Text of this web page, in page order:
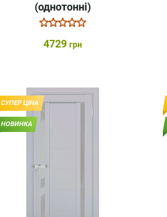
(однотонні)
4729грн
СУПЕР ЦІНА
НОВИНКА